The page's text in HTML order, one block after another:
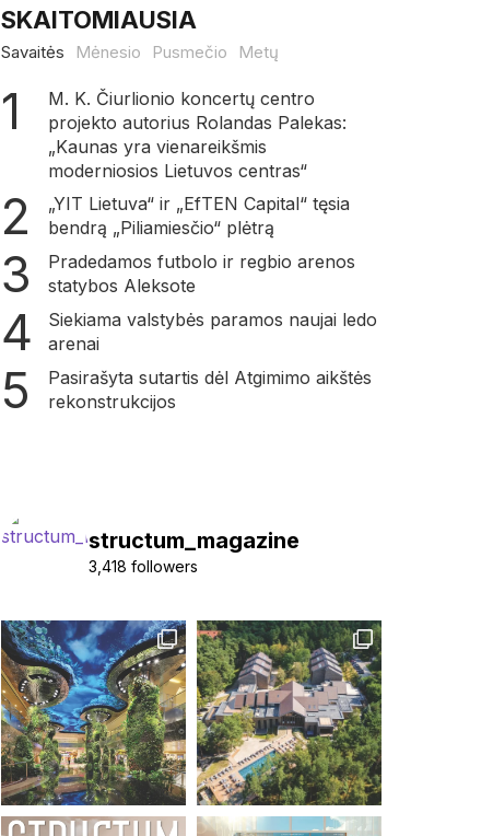
SKAITOMIAUSIA
Savaitės Mėnesio Pusmečio Metų
M. K. Čiurlionio koncertų centro
projekto autorius Rolandas Palekas:
„Kaunas yra vienareikšmis
moderniosios Lietuvos centras“
„YIT Lietuva“ ir „EfTEN Capital“ tęsia
bendrą „Piliamiesčio“ plėtrą
Pradedamos futbolo ir regbio arenos
statybos Aleksote
Siekiama valstybės paramos naujai ledo
arenai
Pasirašyta sutartis dėl Atgimimo aikštės
rekonstrukcijos
structum_magazine
3,418 followers